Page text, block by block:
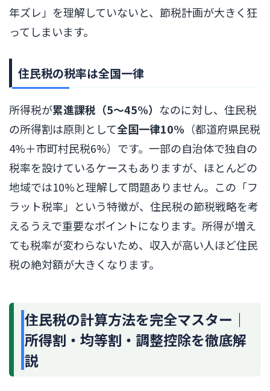
年ズレ」を理解していないと、節税計画が大きく狂
ってしまいます。
住民税の税率は全国一律
所得税が累進課税（5〜45%） なのに対し、住民税
の所得割は原則として全国一律10% （都道府県民税
4%＋市町村民税6%）です。一部の自治体で独自の
税率を設けているケースもありますが、ほとんどの
地域では10%と理解して問題ありません。この「フ
ラット税率」という特徴が、住民税の節税戦略を考
えるうえで重要なポイントになります。所得が増え
ても税率が変わらないため、収入が高い人ほど住民
税の絶対額が大きくなります。
住民税の計算方法を完全マスター｜
所得割・均等割・調整控除を徹底解
説